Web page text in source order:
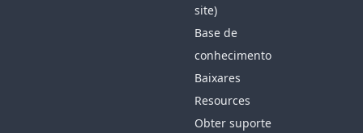
site)
Base de
conhecimento
Baixares
Resources
Obter suporte